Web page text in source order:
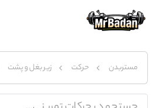
مستربدن حرکت زیر بغل و پشت